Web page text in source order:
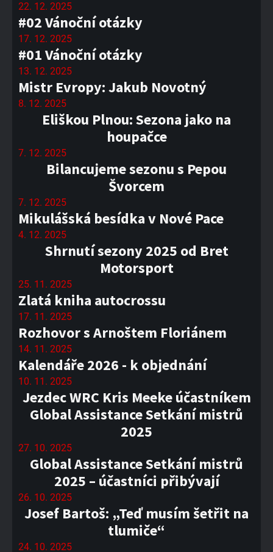
22. 12. 2025
#02 Vánoční otázky
17. 12. 2025
#01 Vánoční otázky
13. 12. 2025
Mistr Evropy: Jakub Novotný
8. 12. 2025
Eliškou Plnou: Sezona jako na
houpačce
7. 12. 2025
Bilancujeme sezonu s Pepou
Švorcem
7. 12. 2025
Mikulášská besídka v Nové Pace
4. 12. 2025
Shrnutí sezony 2025 od Bret
Motorsport
25. 11. 2025
Zlatá kniha autocrossu
17. 11. 2025
Rozhovor s Arnoštem Floriánem
14. 11. 2025
Kalendáře 2026 - k objednání
10. 11. 2025
Jezdec WRC Kris Meeke účastníkem
Global Assistance Setkání mistrů
2025
27. 10. 2025
Global Assistance Setkání mistrů
2025 – účastníci přibývají
26. 10. 2025
Josef Bartoš: „Teď musím šetřit na
tlumiče“
24. 10. 2025